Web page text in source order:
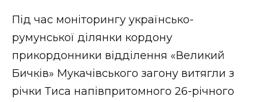
Втрачений Ужгород (відеоверсія)
ЗАКАРПАТСЬКІ НОВИНИ
Під час моніторингу українсько-
румунської ділянки кордону
прикордонники відділення «Великий
Бичків» Мукачівського загону витягли з
річки Тиса напівпритомного 26-річного